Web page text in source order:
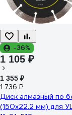
-36%
1 105 ₽
1 355 ₽
1 736 ₽
Диск алмазный по
(150х22.2 мм) для